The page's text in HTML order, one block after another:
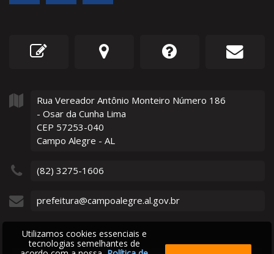
Rua Vereador Antônio Monteiro Número 186
- Osar da Cunha Lima
CEP 57253-040
Campo Alegre - AL
(82) 3275-1606
prefeitura@campoalegre.al.gov.br
Utilizamos cookies essenciais e
tecnologias semelhantes de